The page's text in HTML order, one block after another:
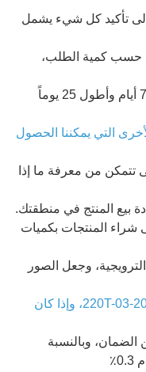
إلى تأكيد كل شيء يشمل
5 إلى 21 يوم عمل حسب كمية الطلب،
وأخيراً، التعبئة في يوم واحد، لذا أسرع 7 أيام وأطول 25 يوماً
التي يمكننا الحصول
تتمكن من معرفة ما إذا
بيع المنتج في منطقتك.
المنتجات بكميات
وجعل الصور
السؤال 7: كم مدة الضمان للكابل 20453-220T-03، وإذا كان
مع 12-36 شهرا من الضمان، وبالنسبة